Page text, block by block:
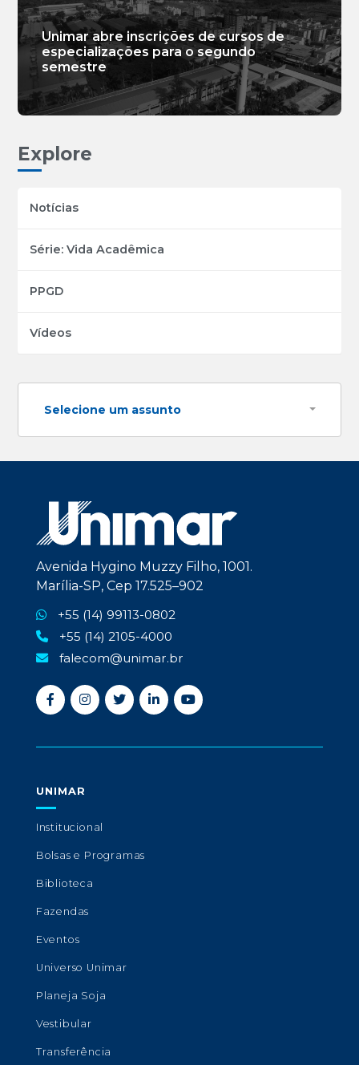
Unimar abre inscrições de cursos de
especializações para o segundo
semestre
Explore
Notícias
Série: Vida Acadêmica
PPGD
Vídeos
Selecione um assunto
Avenida Hygino Muzzy Filho, 1001.
Marília-SP, Cep 17.525–902
+55 (14) 99113-0802
+55 (14) 2105-4000
falecom@unimar.br
UNIMAR
Institucional
Bolsas e Programas
Biblioteca
Fazendas
Eventos
Universo Unimar
Planeja Soja
Vestibular
Transferência